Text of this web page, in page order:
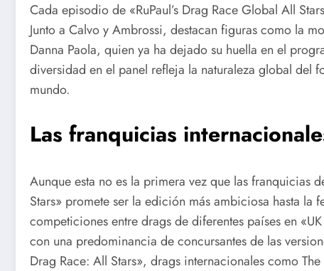
Cada episodio de «RuPaul’s Drag Race Global All
Junto a Calvo y Ambrossi, destacan figuras como la
Danna Paola, quien ya ha dejado su huella en el
diversidad en el panel refleja la naturaleza global del
mundo.
Las franquicias
Aunque esta no es la primera vez que las franquicias
Stars» promete ser la edición más ambiciosa hasta la
competiciones entre drags de diferentes países en
con una predominancia de concursantes de las
Drag Race: All Stars», drags internacionales como